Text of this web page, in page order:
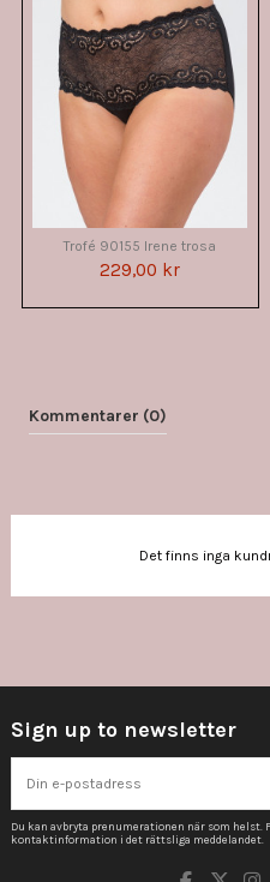
Trofé 90155 Irene trosa
229,00 kr
Kommentarer (0)
Det finns inga
Sign up to newsletter
Du kan avbryta prenumerationen när som helst.
kontaktinformation i det rättsliga meddelandet.